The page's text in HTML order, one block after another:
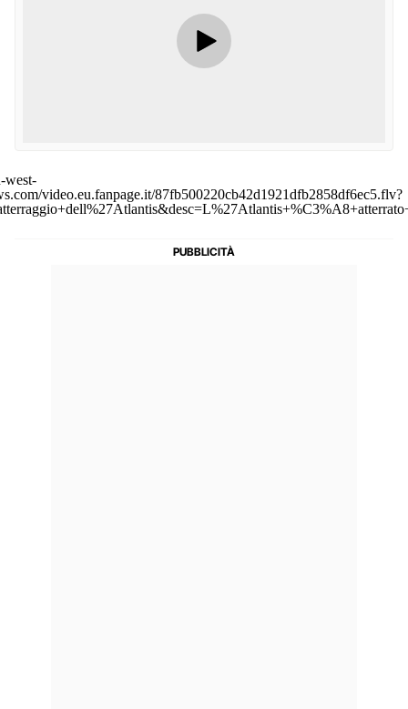
west-
video.eu.fanpage.it/87fb500220cb42d1921dfb2858df6ec5.flv?